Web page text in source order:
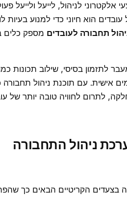
אלקטרוני לניהול, לייעל ולייעל
הוא חיוני כדי למנוע בעיות
תחבורה לעובדים מספק כלים
לתזמון בסיסי, שילוב תכונות
לתרום לחוויה טובה יותר של
ניהול התחבורה
בצעדים הקריטיים הבאים כך